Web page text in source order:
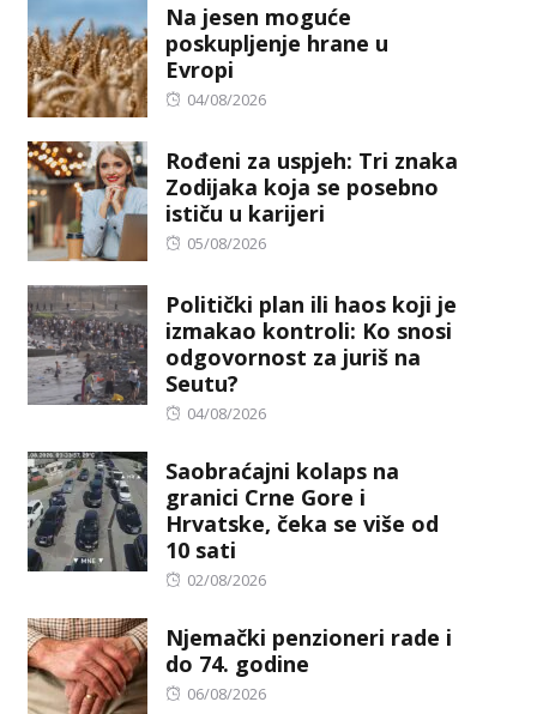
Na jesen moguće
poskupljenje hrane u
Evropi
Posted
04/08/2026
Rođeni za uspjeh: Tri znaka
Zodijaka koja se posebno
ističu u karijeri
Posted
05/08/2026
Politički plan ili haos koji je
izmakao kontroli: Ko snosi
odgovornost za juriš na
Seutu?
Posted
04/08/2026
Saobraćajni kolaps na
granici Crne Gore i
Hrvatske, čeka se više od
10 sati
Posted
02/08/2026
Njemački penzioneri rade i
do 74. godine
Posted
06/08/2026